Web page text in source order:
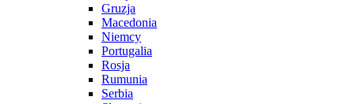
Gruzja
Macedonia
Niemcy
Portugalia
Rosja
Rumunia
Serbia